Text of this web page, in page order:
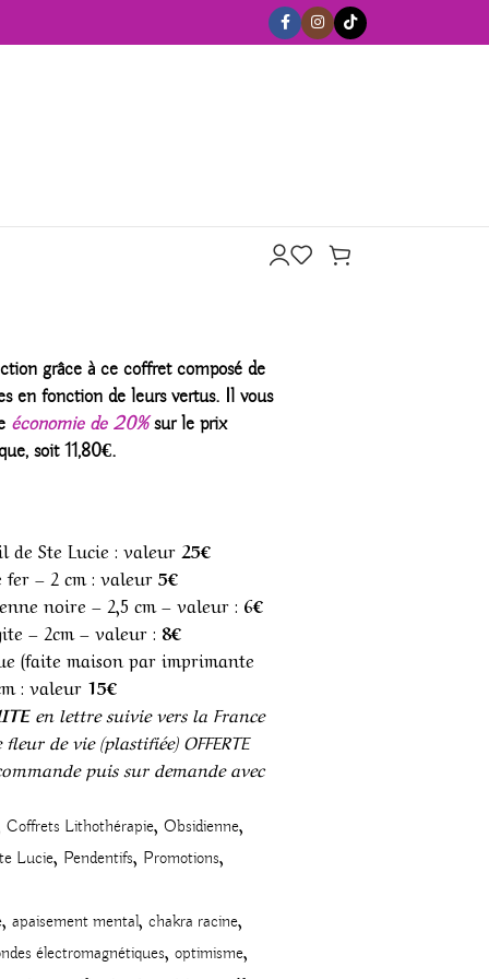
grâce à ce coffret composé de
en fonction de leurs vertus. Il vous
économie de 20%sur le prix
soit 11,80€.
Ste Lucie : valeur25€
– 2 cm : valeur 5€
noire – 2,5 cm – valeur : 6€
– 2cm – valeur : 8€
(faite maison par imprimante
: valeur15€
en lettre suivie vers la France
de vie (plastifiée) OFFERTE
puis sur demande avec
Coffrets Lithothérapie, Obsidienne,
Lucie, Pendentifs, Promotions,
, apaisement mental, chakra racine,
électromagnétiques, optimisme,